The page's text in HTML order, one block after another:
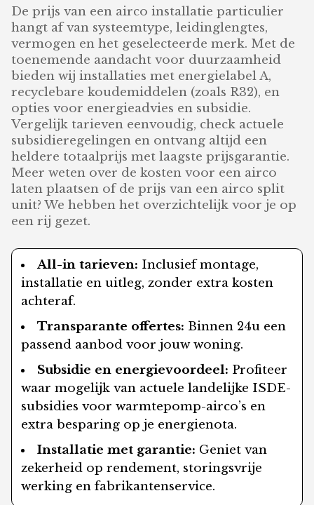
De prijs van een airco installatie particulier
hangt af van systeemtype, leidinglengtes,
vermogen en het geselecteerde merk. Met de
toenemende aandacht voor duurzaamheid
bieden wij installaties met energielabel A,
recyclebare koudemiddelen (zoals R32), en
opties voor energieadvies en subsidie.
Vergelijk tarieven eenvoudig, check actuele
subsidieregelingen en ontvang altijd een
heldere totaalprijs met laagste prijsgarantie.
Meer weten over de kosten voor een airco
laten plaatsen of de prijs van een airco split
unit? We hebben het overzichtelijk voor je op
een rij gezet.
All-in tarieven: Inclusief montage,
installatie en uitleg, zonder extra kosten
achteraf.
Transparante offertes: Binnen 24u een
passend aanbod voor jouw woning.
Subsidie en energievoordeel: Profiteer
waar mogelijk van actuele landelijke ISDE-
subsidies voor warmtepomp-airco’s en
extra besparing op je energienota.
Installatie met garantie: Geniet van
zekerheid op rendement, storingsvrije
werking en fabrikantenservice.